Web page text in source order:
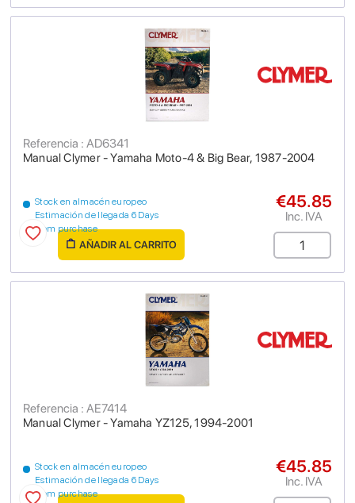
Manual Clymer - Yamaha Moto-4 & Big Bear, 1987-2004
Referencia : AD6341
Stock en almacén europeo
Estimación de llegada 6 Days
from purchase
€45.85
Inc. IVA
AÑADIR AL CARRITO
Manual Clymer - Yamaha YZ125, 1994-2001
Referencia : AE7414
Stock en almacén europeo
Estimación de llegada 6 Days
from purchase
€45.85
Inc. IVA